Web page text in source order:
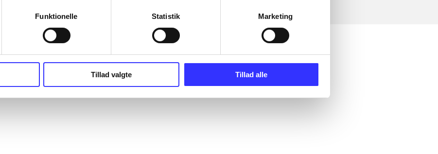
Funktionelle Statistik Marketing
Tillad valgte Tillad alle